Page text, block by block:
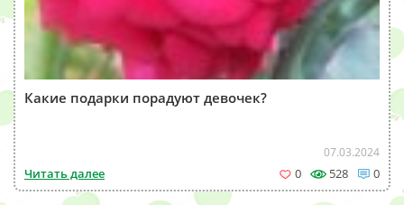
Какие подарки порадуют девочек?
07.03.2024
Читать далее 0 528 0